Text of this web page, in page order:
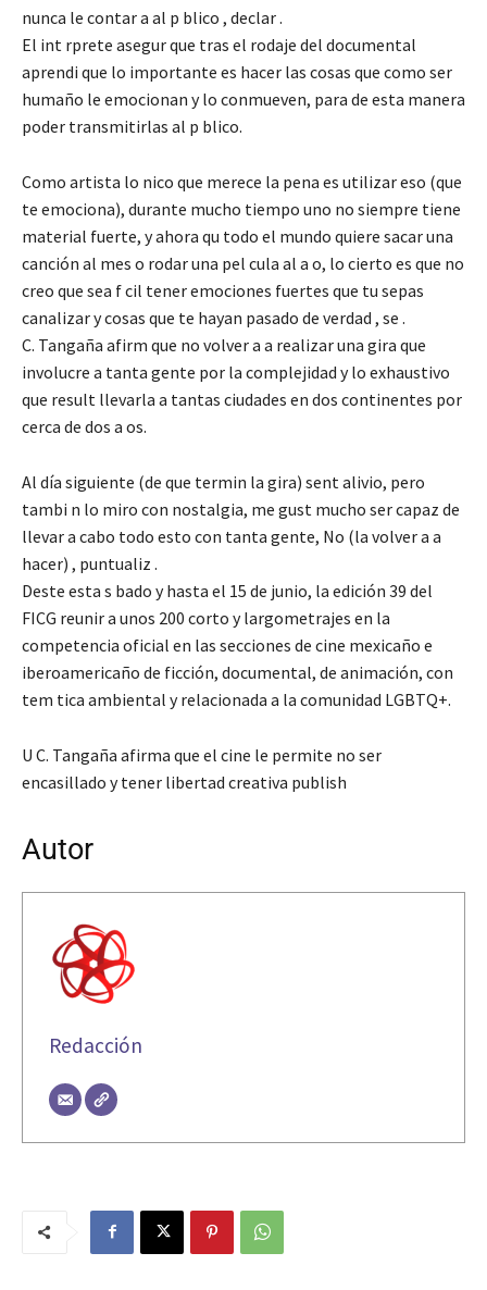
nunca le contar a al p blico , declar .
El int rprete asegur que tras el rodaje del documental
aprendi que lo importante es hacer las cosas que como ser
humaño le emocionan y lo conmueven, para de esta manera
poder transmitirlas al p blico.
Como artista lo nico que merece la pena es utilizar eso (que
te emociona), durante mucho tiempo uno no siempre tiene
material fuerte, y ahora qu todo el mundo quiere sacar una
canción al mes o rodar una pel cula al a o, lo cierto es que no
creo que sea f cil tener emociones fuertes que tu sepas
canalizar y cosas que te hayan pasado de verdad , se .
C. Tangaña afirm que no volver a a realizar una gira que
involucre a tanta gente por la complejidad y lo exhaustivo
que result llevarla a tantas ciudades en dos continentes por
cerca de dos a os.
Al día siguiente (de que termin la gira) sent alivio, pero
tambi n lo miro con nostalgia, me gust mucho ser capaz de
llevar a cabo todo esto con tanta gente, No (la volver a a
hacer) , puntualiz .
Deste esta s bado y hasta el 15 de junio, la edición 39 del
FICG reunir a unos 200 corto y largometrajes en la
competencia oficial en las secciones de cine mexicaño e
iberoamericaño de ficción, documental, de animación, con
tem tica ambiental y relacionada a la comunidad LGBTQ+.
U C. Tangaña afirma que el cine le permite no ser
encasillado y tener libertad creativa publish
Autor
Redacción